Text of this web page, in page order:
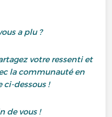
a plu ?
votre ressenti et
la communauté en
ci-dessous !
de vous !